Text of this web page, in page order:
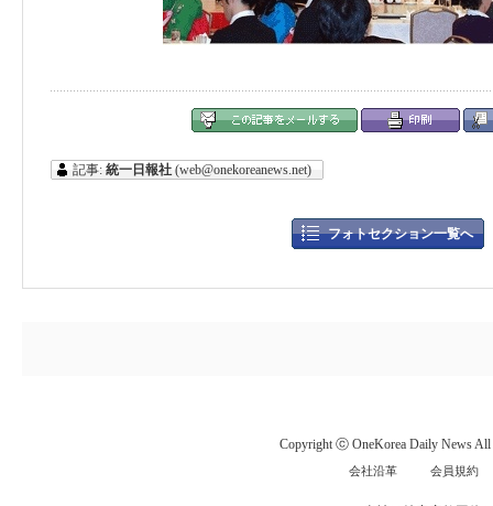
記事: 統一日報社 (web@onekoreanews.net)
フォトセクション一覧へ
Copyright ⓒ OneKorea Daily News All
会社沿革 会員規約